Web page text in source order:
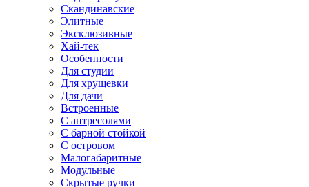
Скандинавские
Элитные
Эксклюзивные
Хай-тек
Особенности
Для студии
Для хрущевки
Для дачи
Встроенные
С антресолями
С барной стойкой
С островом
Малогабаритные
Модульные
Скрытые ручки